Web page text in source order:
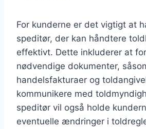
For kunderne er det vigtigt at
speditør, der kan håndtere
effektivt. Dette inkluderer at
nødvendige dokumenter,
handelsfakturaer og
kommunikere med
speditør vil også holde
eventuelle ændringer i